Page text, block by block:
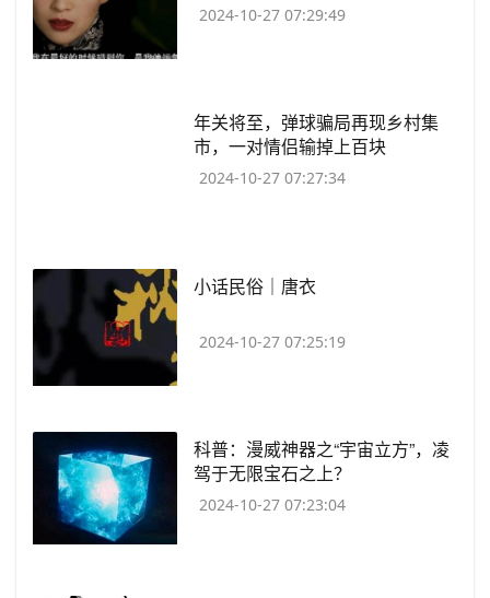
2024-10-27 07:29:49
​年关将至，弹球骗局再现乡村集
市，一对情侣输掉上百块
2024-10-27 07:27:34
​小话民俗｜唐衣
2024-10-27 07:25:19
​科普：漫威神器之“宇宙立方”，凌
驾于无限宝石之上？
2024-10-27 07:23:04